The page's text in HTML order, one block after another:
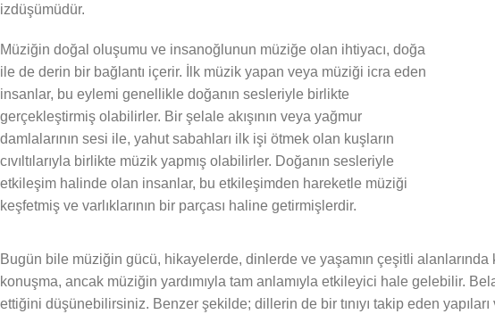
izdüşümüdür.
Müziğin doğal oluşumu ve insanoğlunun müziğe olan ihtiyacı, doğa
ile de derin bir bağlantı içerir. İlk müzik yapan veya müziği icra eden
insanlar, bu eylemi genellikle doğanın sesleriyle birlikte
gerçekleştirmiş olabilirler. Bir şelale akışının veya yağmur
damlalarının sesi ile, yahut sabahları ilk işi ötmek olan kuşların
cıvıltılarıyla birlikte müzik yapmış olabilirler. Doğanın sesleriyle
etkileşim halinde olan insanlar, bu etkileşimden hareketle müziği
keşfetmiş ve varlıklarının bir parçası haline getirmişlerdir.
Bugün bile müziğin gücü, hikayelerde, dinlerde ve yaşamın çeşitli
konuşma, ancak müziğin yardımıyla tam anlamıyla etkileyici hale gelebilir.
ettiğini düşünebilirsiniz. Benzer şekilde; dillerin de bir tınıyı takip eden